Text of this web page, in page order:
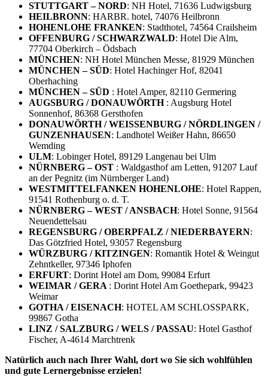
STUTTGART – NORD: NH Hotel, 71636 Ludwigsburg
HEILBRONN: HARBR. hotel, 74076 Heilbronn
HOHENLOHE FRANKEN: Stadthotel, 74564 Crailsheim
OFFENBURG / SCHWARZWALD: Hotel Die Alm,
77704 Oberkirch – Ödsbach
MÜNCHEN: NH Hotel München Messe, 81929 München
MÜNCHEN – SÜD: Hotel Hachinger Hof, 82041
Oberhaching
MÜNCHEN – SÜD : Hotel Amper, 82110 Germering
AUGSBURG / DONAUWÖRTH : Augsburg Hotel
Sonnenhof, 86368 Gersthofen
DONAUWÖRTH / WEISSENBURG / NÖRDLINGEN /
GUNZENHAUSEN: Landhotel Weißer Hahn, 86650
Wemding
ULM: Lobinger Hotel, 89129 Langenau bei Ulm
NÜRNBERG – OST : Waldgasthof am Letten, 91207 Lauf
an der Pegnitz (im Nürnberger Land)
WESTMITTELFANKEN HOHENLOHE: Hotel Rappen,
91541 Rothenburg o. d. T.
NÜRNBERG – WEST / ANSBACH: Hotel Sonne, 91564
Neuendettelsau
REGENSBURG / OBERPFALZ / NIEDERBAYERN:
Das Götzfried Hotel, 93057 Regensburg
WÜRZBURG / KITZINGEN: Romantik Hotel & Weingut
Zehntkeller, 97346 Iphofen
ERFURT: Dorint Hotel am Dom, 99084 Erfurt
WEIMAR / GERA : Dorint Hotel Am Goethepark, 99423
Weimar
GOTHA / EISENACH: HOTEL AM SCHLOSSPARK,
99867 Gotha
LINZ / SALZBURG / WELS / PASSAU: Hotel Gasthof
Fischer, A-4614 Marchtrenk
Natürlich auch nach Ihrer Wahl, dort wo Sie sich wohlfühlen
und gute Lernergebnisse erzielen!